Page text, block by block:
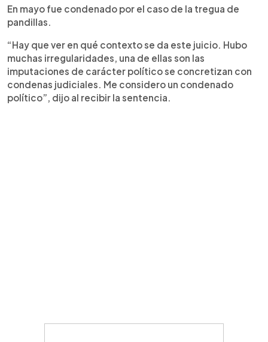
En mayo fue condenado por el caso de la tregua de
pandillas.
“Hay que ver en qué contexto se da este juicio. Hubo
muchas irregularidades, una de ellas son las
imputaciones de carácter político se concretizan con
condenas judiciales. Me considero un condenado
político”, dijo al recibir la sentencia.